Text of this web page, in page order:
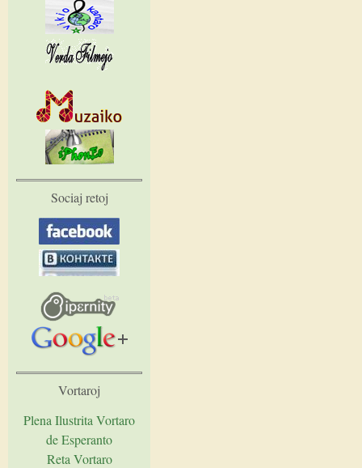
Sociaj retoj
Vortaroj
Plena Ilustrita Vortaro
de Esperanto
Reta Vortaro